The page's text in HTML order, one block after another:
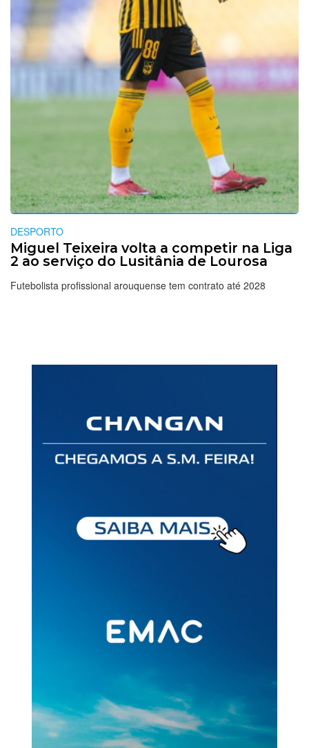
DESPORTO
Miguel Teixeira volta a competir na Liga
2 ao serviço do Lusitânia de Lourosa
Futebolista profissional arouquense tem contrato até 2028